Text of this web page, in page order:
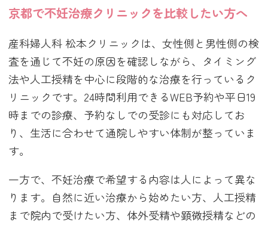
京都で不妊治療クリニックを比較したい方へ
産科婦人科 松本クリニックは、女性側と男性側の検
査を通じて不妊の原因を確認しながら、タイミング
法や人工授精を中心に段階的な治療を行っているク
リニックです。24時間利用できるWEB予約や平日19
時までの診療、予約なしでの受診にも対応してお
り、生活に合わせて通院しやすい体制が整っていま
す。
一方で、不妊治療で希望する内容は人によって異な
ります。自然に近い治療から始めたい方、人工授精
まで院内で受けたい方、体外受精や顕微授精などの